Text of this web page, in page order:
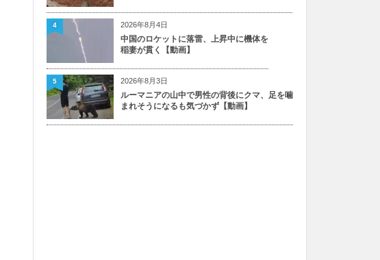
2026年8月4日
中国のロケットに落雷、上昇中に機体を
稲妻が貫く【動画】
4
2026年8月3日
ルーマニアの山中で男性の背後にクマ、足を噛
まれそうになるも気づかず【動画】
5